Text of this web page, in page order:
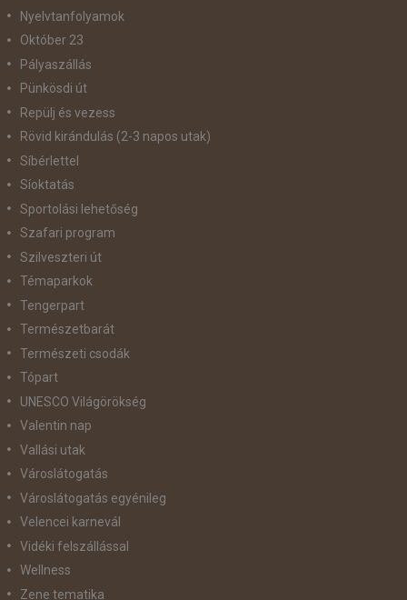
Nyelvtanfolyamok
Október 23
Pályaszállás
Pünkösdi út
Repülj és vezess
Rövid kirándulás (2-3 napos utak)
Síbérlettel
Síoktatás
Sportolási lehetőség
Szafari program
Szilveszteri út
Témaparkok
Tengerpart
Természetbarát
Természeti csodák
Tópart
UNESCO Világörökség
Valentin nap
Vallási utak
Városlátogatás
Városlátogatás egyénileg
Velencei karnevál
Vidéki felszállással
Wellness
Zene tematika